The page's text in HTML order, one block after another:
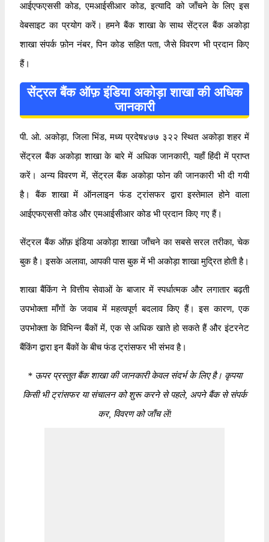
आईएफएससी कोड, एमआईसीआर कोड, इत्यादि को जाँचने के लिए इस
वेबसाइट का प्रयोग करें। हमने बैंक शाखा के साथ सेंट्रल बैंक अकोड़ा
शाखा संपर्क फ़ोन नंबर, पिन कोड सहित पता, जैसे विवरण भी प्रदान किए
हैं।
सेंट्रल बैंक ऑफ़ इंडिया अकोड़ा शाखा की अधिक
जानकारी
पी. ओ. अकोड़ा, जिला भिंड, मध्य प्रदेष४७७ ३२२ स्थित अकोड़ा शहर में
सेंट्रल बैंक अकोड़ा शाखा के बारे में अधिक जानकारी, यहाँ हिंदी में प्राप्त
करें। अन्य विवरण में, सेंट्रल बैंक अकोड़ा फोन की जानकारी भी दी गयी
है। बैंक शाखा में ऑनलाइन फंड ट्रांसफर द्वारा इस्तेमाल होने वाला
आईएफएससी कोड और एमआईसीआर कोड भी प्रदान किए गए हैं।
सेंट्रल बैंक ऑफ़ इंडिया अकोड़ा शाखा जाँचने का सबसे सरल तरीका, चेक
बुक है। इसके अलावा, आपकी पास बुक में भी अकोड़ा शाखा मुद्रित होती है।
शाखा बैंकिंग ने वित्तीय सेवाओं के बाजार में स्पर्धात्मक और लगातार बढ़ती
उपभोक्ता माँगों के जवाब में महत्वपूर्ण बदलाव किए हैं। इस कारण, एक
उपभोक्ता के विभिन्न बैंकों में, एक से अधिक खाते हो सकते हैं और इंटरनेट
बैंकिंग द्वारा इन बैंकों के बीच फंड ट्रांसफर भी संभव है।
*ऊपर प्रस्तुत बैंक शाखा की जानकारी केवल संदर्भ के लिए है। कृपया
किसी भी ट्रांसफर या संचालन को शुरू करने से पहले, अपने बैंक से संपर्क
कर, विवरण को जाँच लें!